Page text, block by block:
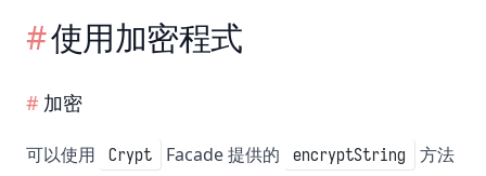
使用加密程式
加密
可以使用 Crypt Facade 提供的 encryptString
方法